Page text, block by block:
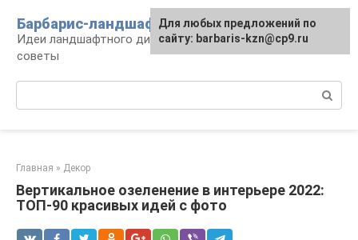
контенту
Барбарис-ландшафт
Идеи ландшафтного дизайна, правила и
советы
Главная » Декор
Вертикальное озеленение в интерьере 2022:
ТОП-90 красивых идей с фото
Для любых предложений по
сайту: barbaris-kzn@cp9.ru